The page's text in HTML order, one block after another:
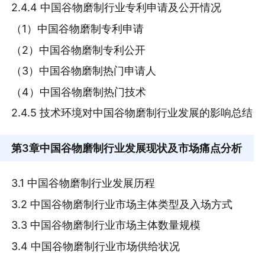
2.4.4 中国谷物磨制行业专利申请及公开情况
（1）中国谷物磨制专利申请
（2）中国谷物磨制专利公开
（3）中国谷物磨制热门申请人
（4）中国谷物磨制热门技术
2.4.5 技术环境对中国谷物磨制行业发展的影响总结
第3章中国谷物磨制行业发展现状及市场痛点分析
3.1 中国谷物磨制行业发展历程
3.2 中国谷物磨制行业市场主体类型及入场方式
3.3 中国谷物磨制行业市场主体数量规模
3.4 中国谷物磨制行业市场供给状况